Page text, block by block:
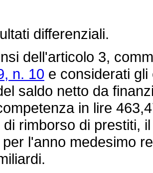
differenziali.
dell'articolo 3,
n. 10 e considerati
saldo netto da
in lire
rimborso di prestiti,
l'anno medesimo